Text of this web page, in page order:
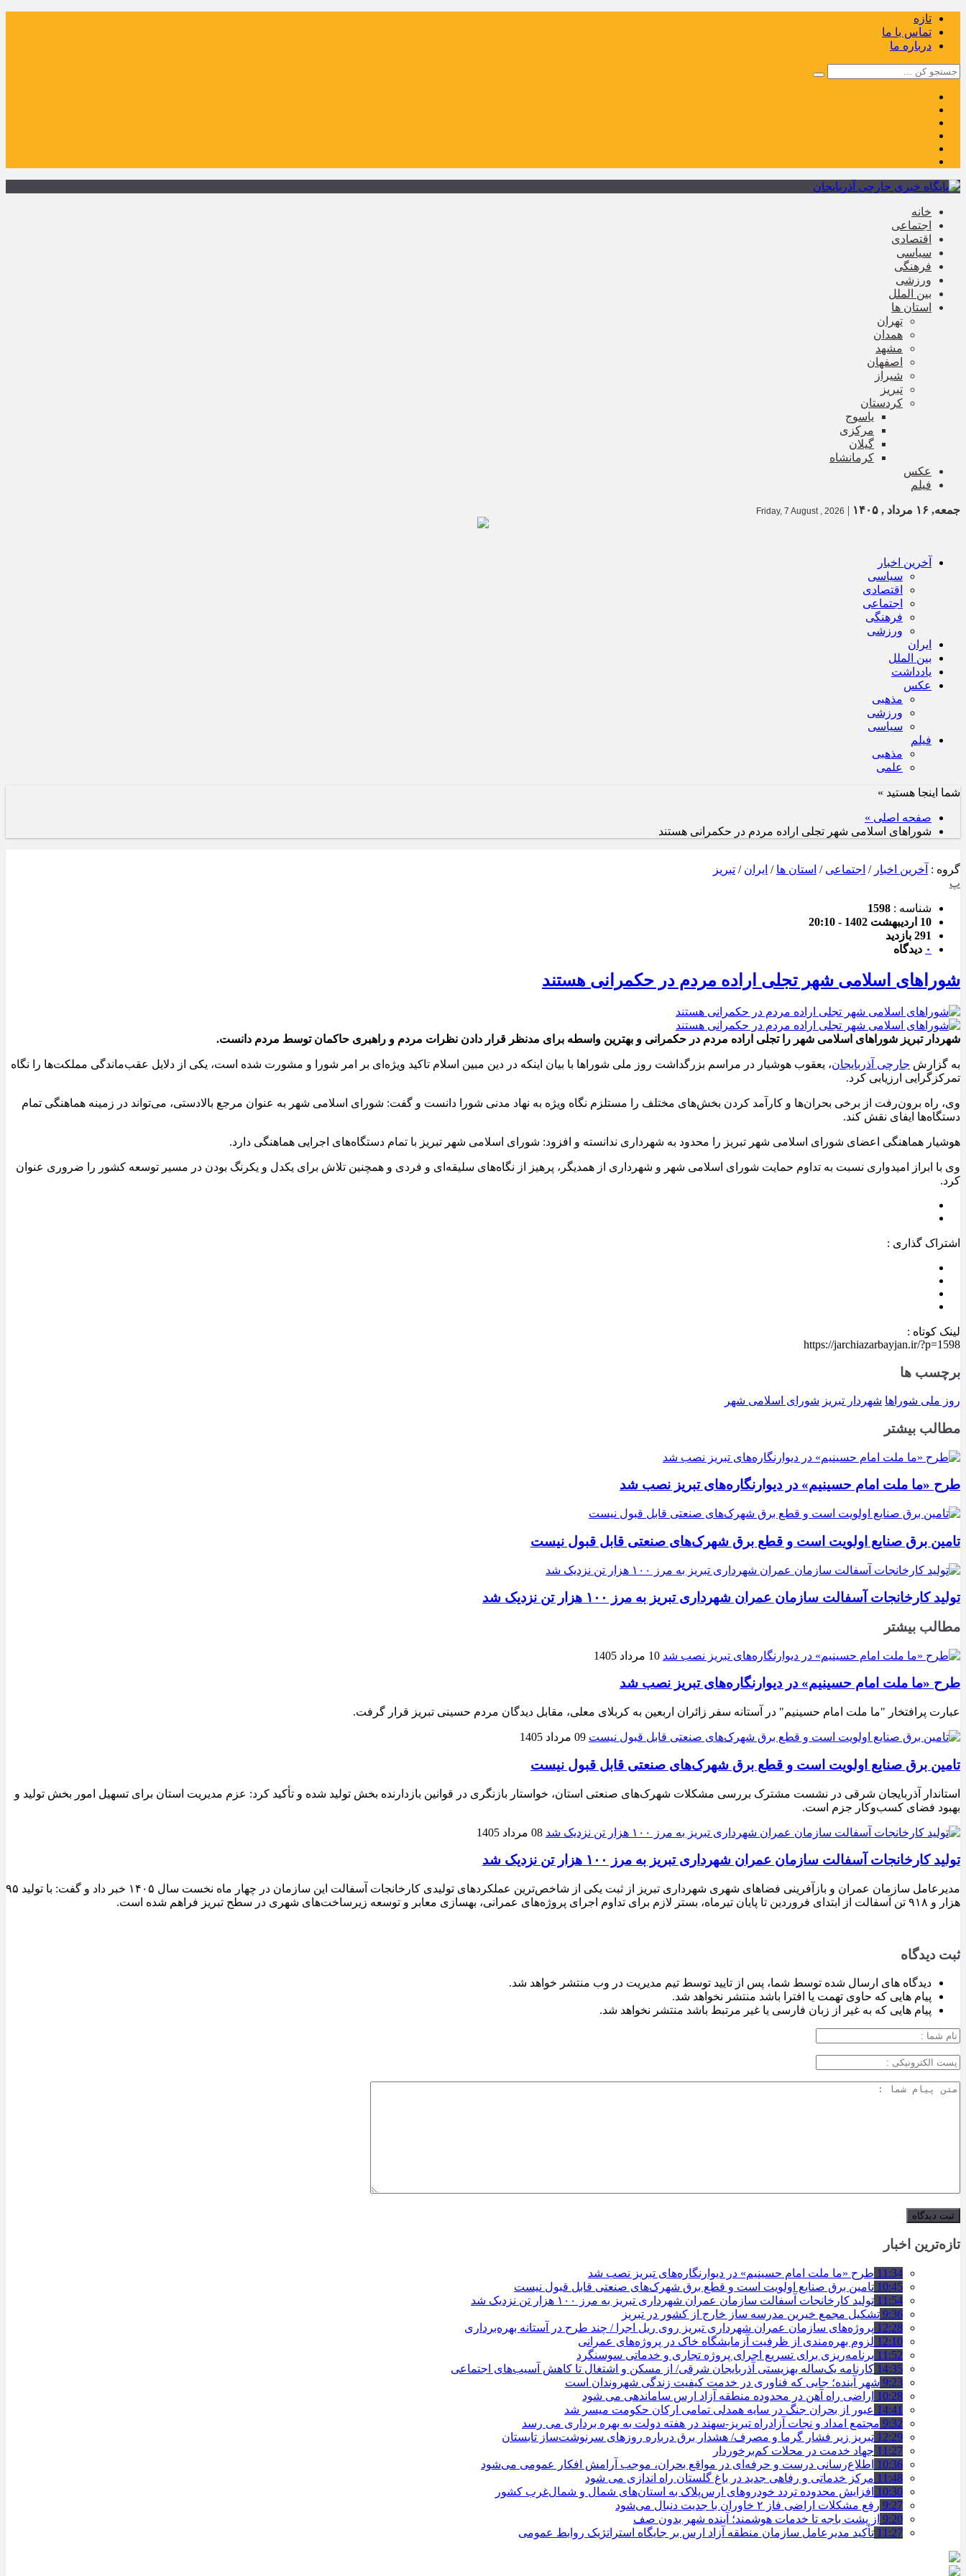
تازه
تماس با ما
درباره ما
خانه
اجتماعی
اقتصادی
سیاسی
فرهنگی
ورزشی
بین الملل
استان ها
تهران
همدان
مشهد
اصفهان
شیراز
تبریز
کردستان
یاسوج
مرکزی
گیلان
کرمانشاه
عکس
فیلم
جمعه, ۱۶ مرداد , ۱۴۰۵ |
Friday, 7 August , 2026
آخرین اخبار
سیاسی
اقتصادی
اجتماعی
فرهنگی
ورزشی
ایران
بین الملل
یادداشت
عکس
مذهبی
ورزشی
سیاسی
فیلم
مذهبی
علمی
شما اینجا هستید »
صفحه اصلی »
شوراهای اسلامی شهر تجلی اراده مردم در حکمرانی‌ هستند
گروه : آخرین اخبار / اجتماعی / استان ها / ایران / تبریز
پ
شناسه : 1598
10 اردیبهشت 1402 - 20:10
291 بازدید
۰ دیدگاه
شوراهای اسلامی شهر تجلی اراده مردم در حکمرانی‌ هستند
شهردار تبریز شوراهای اسلامی شهر را تجلی اراده مردم در حکمرانی و بهترین واسطه برای مدنظر قرار دادن نظرات مردم و راهبری حاکمان توسط مردم دانست.
به گزارش جارچی آذربایجان، یعقوب هوشیار در مراسم بزرگداشت روز ملی شوراها با بیان اینکه در دین مبین اسلام تاکید ویژه‌ای بر امر شورا و مشورت شده است، یکی از دلایل عقب‌ماندگی مملکت‌ها را نگاه
تمرکزگرایی ارزیابی کرد.
وی، راه برون‌رفت از برخی بحران‌ها و کارآمد کردن بخش‌های مختلف را مستلزم نگاه ویژه به نهاد مدنی شورا دانست و گفت: شورای اسلامی شهر به عنوان مرجع بالادستی، می‌تواند در زمینه هماهنگی تمام
دستگاه‌ها ایفای نقش کند.
هوشیار هماهنگی اعضای شورای اسلامی شهر تبریز را محدود به شهرداری ندانسته و افزود: شورای اسلامی شهر تبریز با تمام دستگاه‌های اجرایی هماهنگی دارد.
وی با ابراز امیدواری نسبت به تداوم حمایت شورای اسلامی شهر و شهرداری از همدیگر، پرهیز از نگاه‌های سلیقه‌ای و فردی و همچنین تلاش برای یکدل و یکرنگ بودن در مسیر توسعه کشور را ضروری عنوان
کرد.
اشتراک گذاری :
لینک کوتاه :
https://jarchiazarbayjan.ir/?p=1598
برچسب ها
روز ملی شوراها شهردار تبریز شورای اسلامی شهر
مطالب بیشتر
طرح «ما ملت امام حسینیم» در دیوارنگاره‌های تبریز نصب شد
تامین برق صنایع اولویت است و قطع برق شهرک‌های صنعتی قابل قبول نیست
تولید کارخانجات آسفالت سازمان عمران شهرداری تبریز به مرز ۱۰۰ هزار تن نزدیک شد
مطالب بیشتر
10 مرداد 1405
طرح «ما ملت امام حسینیم» در دیوارنگاره‌های تبریز نصب شد
عبارت پرافتخار "ما ملت امام حسینیم" در آستانه سفر زائران اربعین به کربلای معلی، مقابل دیدگان مردم حسینی تبریز قرار گرفت.
09 مرداد 1405
تامین برق صنایع اولویت است و قطع برق شهرک‌های صنعتی قابل قبول نیست
استاندار آذربایجان شرقی در نشست مشترک بررسی مشکلات شهرک‌های صنعتی استان، خواستار بازنگری در قوانین بازدارنده بخش تولید شده و تأکید کرد: عزم مدیریت استان برای تسهیل امور بخش تولید و
بهبود فضای کسب‌وکار جزم است.
08 مرداد 1405
تولید کارخانجات آسفالت سازمان عمران شهرداری تبریز به مرز ۱۰۰ هزار تن نزدیک شد
مدیرعامل سازمان عمران و بازآفرینی فضاهای شهری شهرداری تبریز از ثبت یکی از شاخص‌ترین عملکردهای تولیدی کارخانجات آسفالت این سازمان در چهار ماه نخست سال ۱۴۰۵ خبر داد و گفت: با تولید ۹۵
هزار و ۹۱۸ تن آسفالت از ابتدای فروردین تا پایان تیرماه، بستر لازم برای تداوم اجرای پروژه‌های عمرانی، بهسازی معابر و توسعه زیرساخت‌های شهری در سطح تبریز فراهم شده است.
ثبت دیدگاه
دیدگاه های ارسال شده توسط شما، پس از تایید توسط تیم مدیریت در وب منتشر خواهد شد.
پیام هایی که حاوی تهمت یا افترا باشد منتشر نخواهد شد.
پیام هایی که به غیر از زبان فارسی یا غیر مرتبط باشد منتشر نخواهد شد.
تازه‌ترین اخبار
11:34 طرح «ما ملت امام حسینیم» در دیوارنگاره‌های تبریز نصب شد
10:45 تامین برق صنایع اولویت است و قطع برق شهرک‌های صنعتی قابل قبول نیست
11:54 تولید کارخانجات آسفالت سازمان عمران شهرداری تبریز به مرز ۱۰۰ هزار تن نزدیک شد
9:36 تشکیل مجمع خیرین مدرسه ‌ساز خارج از کشور در تبریز
12:28 پروژه‌های سازمان عمران شهرداری تبریز روی ریل اجرا / چند طرح در آستانه بهره‌برداری
12:10 لزوم بهره‌مندی از ظرفیت آزمایشگاه خاک در پروژه‌های عمرانی
11:52 برنامه‌ریزی برای تسریع اجرای پروژه تجاری و خدماتی سوسنگرد
14:35 کارنامه یک‌ساله بهزیستی آذربایجان شرقی/ از مسکن و اشتغال تا کاهش آسیب‌های اجتماعی
9:23 شهر آینده؛ جایی که فناوری در خدمت کیفیت زندگی شهروندان است
10:28 اراضی راه آهن در محدوده منطقه آزاد ارس ساماندهی می شود
14:41 عبور از بحران جنگ در سایه همدلی تمامی ارکان حکومت میسر شد
9:32 مجتمع امداد و نجات آزادراه تبریز-سهند در هفته دولت به بهره ‌برداری می‌ رسد
12:29 تبریز زیر فشار گرما و مصرف/ هشدار برق درباره روزهای سرنوشت‌ساز تابستان
11:27 جهاد خدمت در محلات کم‌برخوردار
10:36 اطلاع‌رسانی درست و حرفه‌ای در مواقع بحران، موجب آرامش افکار عمومی می‌شود
11:48 مرکز خدماتی و رفاهی جدید در باغ گلستان راه اندازی می شود
10:30 افزایش محدوده تردد خودروهای ارس‌پلاک به استان‌های شمال و شمال‌غرب کشور
9:27 رفع مشکلات اراضی فاز ۲ خاوران با جدیت دنبال می‌شود
9:20 از پشت باجه تا خدمات هوشمند؛ آینده شهر بدون صف
11:27 تأکید مدیرعامل سازمان منطقه آزاد ارس بر جایگاه استراتژیک روابط عمومی